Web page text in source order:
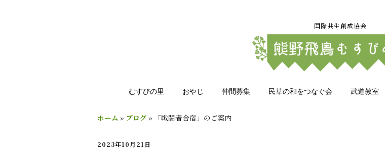
国際共生創成協会
むすびの里 おやじ 仲間募集 民草の和をつなぐ会 武道教室
ホーム » ブログ » 「戦闘者合宿」のご案内
2023年10月21日